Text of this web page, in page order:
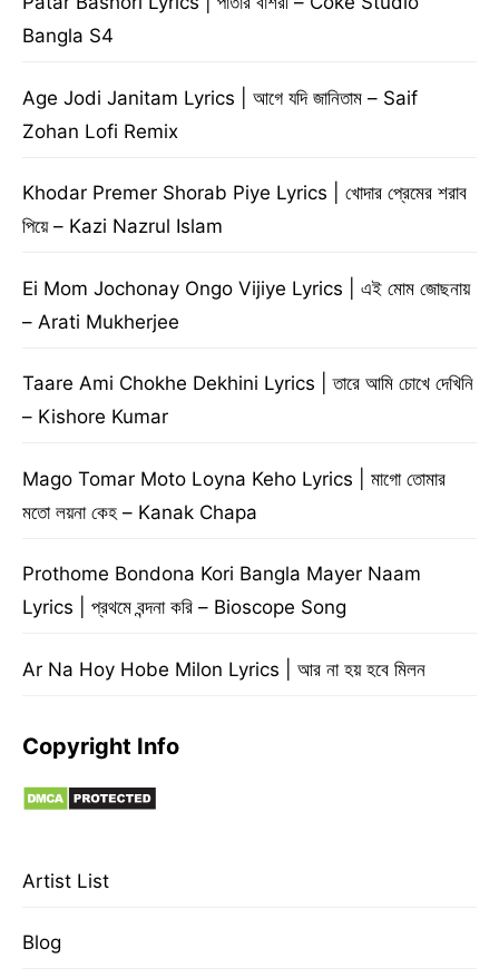
Bangla S4
Age Jodi Janitam Lyrics | আগে যদি জানিতাম – Saif
Zohan Lofi Remix
Khodar Premer Shorab Piye Lyrics | খোদার প্রেমের শরাব
পিয়ে – Kazi Nazrul Islam
Ei Mom Jochonay Ongo Vijiye Lyrics | এই মোম জোছনায়
– Arati Mukherjee
Taare Ami Chokhe Dekhini Lyrics | তারে আমি চোখে দেখিনি
– Kishore Kumar
Mago Tomar Moto Loyna Keho Lyrics | মাগো তোমার
মতো লয়না কেহ – Kanak Chapa
Prothome Bondona Kori Bangla Mayer Naam
Lyrics | প্রথমে বন্দনা করি – Bioscope Song
Ar Na Hoy Hobe Milon Lyrics | আর না হয় হবে মিলন
Copyright Info
Artist List
Blog